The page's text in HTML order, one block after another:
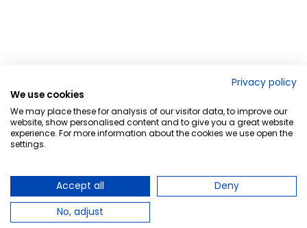
Privacy policy
We use cookies
We may place these for analysis of our visitor data, to improve our
website, show personalised content and to give you a great website
experience. For more information about the cookies we use open the
settings.
Accept all
Deny
No, adjust